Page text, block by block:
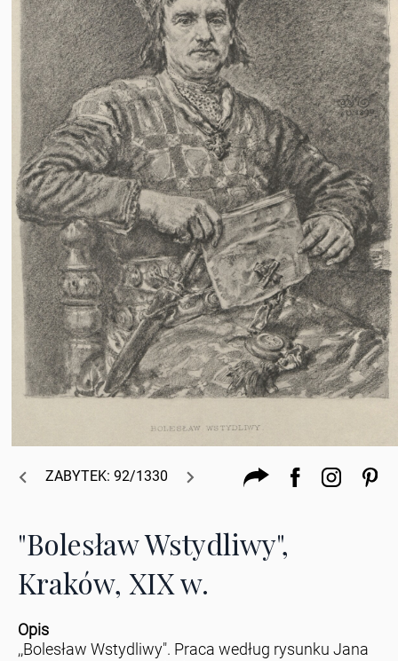
ZABYTEK: 92/1330
"Bolesław Wstydliwy",
Kraków, XIX w.
Opis
,,Bolesław Wstydliwy". Praca według rysunku Jana